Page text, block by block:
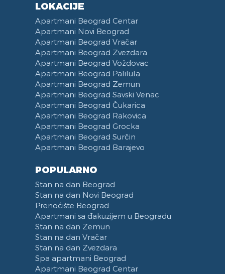
LOKACIJE
Apartmani Beograd Centar
Apartmani Novi Beograd
Apartmani Beograd Vračar
Apartmani Beograd Zvezdara
Apartmani Beograd Voždovac
Apartmani Beograd Palilula
Apartmani Beograd Zemun
Apartmani Beograd Savski Venac
Apartmani Beograd Čukarica
Apartmani Beograd Rakovica
Apartmani Beograd Grocka
Apartmani Beograd Surčin
Apartmani Beograd Barajevo
POPULARNO
Stan na dan Beograd
Stan na dan Novi Beograd
Prenoćište Beograd
Apartmani sa đakuzijem u Beogradu
Stan na dan Zemun
Stan na dan Vračar
Stan na dan Zvezdara
Spa apartmani Beograd
Apartmani Beograd Centar